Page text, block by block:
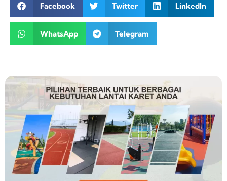
Facebook Twitter LinkedIn
WhatsApp Telegram